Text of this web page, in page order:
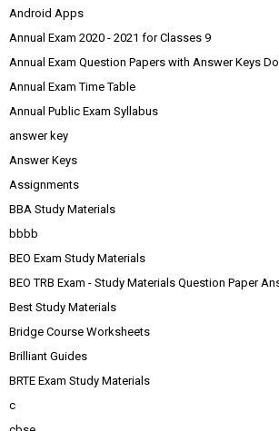
Android Apps
Annual Exam 2020 - 2021 for Classes 9
Annual Exam Question Papers with Answer Keys
Annual Exam Time Table
Annual Public Exam Syllabus
answer key
Answer Keys
Assignments
BBA Study Materials
bbbb
BEO Exam Study Materials
BEO TRB Exam - Study Materials Question Paper
Best Study Materials
Bridge Course Worksheets
Brilliant Guides
BRTE Exam Study Materials
c